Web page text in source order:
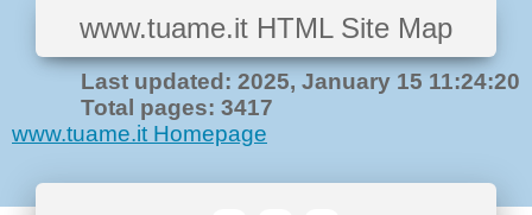
www.tuame.it HTML Site Map
Last updated: 2025, January 15 11:24:20
Total pages: 3417
www.tuame.it Homepage